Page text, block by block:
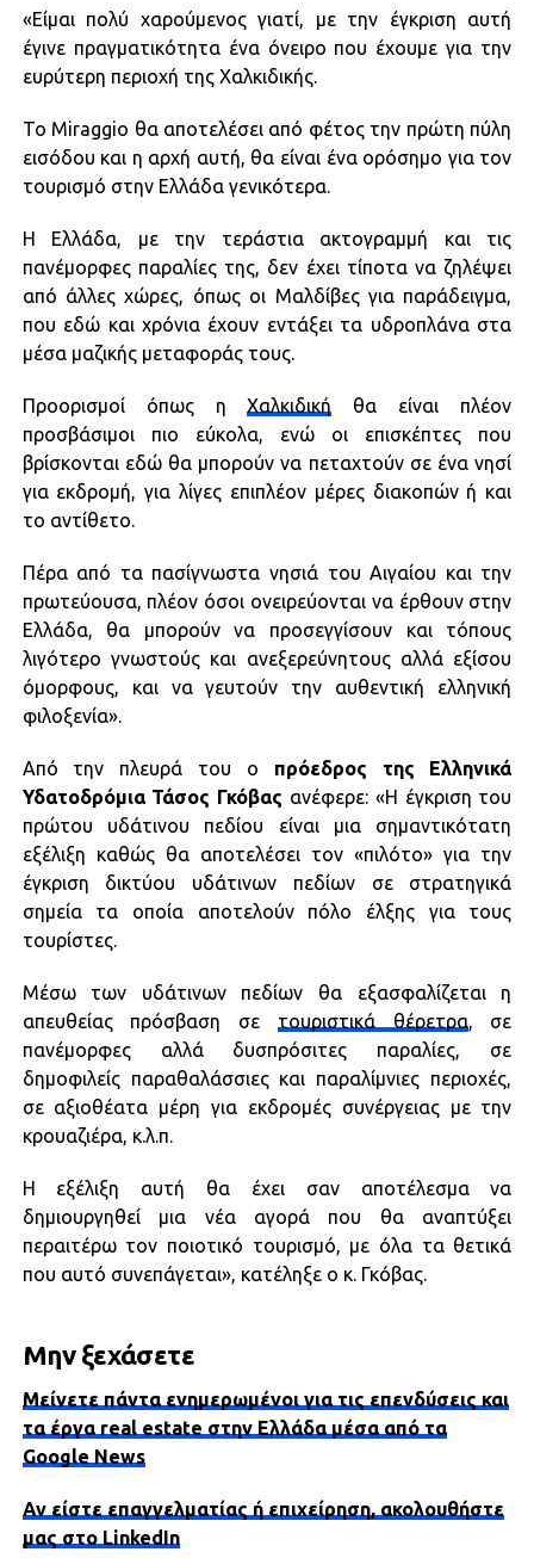
«Είμαι πολύ χαρούμενος γιατί, με την έγκριση αυτή
έγινε πραγματικότητα ένα όνειρο που έχουμε για την
ευρύτερη περιοχή της Χαλκιδικής.
Το Miraggio θα αποτελέσει από φέτος την πρώτη πύλη
εισόδου και η αρχή αυτή, θα είναι ένα ορόσημο για τον
τουρισμό στην Ελλάδα γενικότερα.
Η Ελλάδα, με την τεράστια ακτογραμμή και τις
πανέμορφες παραλίες της, δεν έχει τίποτα να ζηλέψει
από άλλες χώρες, όπως οι Μαλδίβες για παράδειγμα,
που εδώ και χρόνια έχουν εντάξει τα υδροπλάνα στα
μέσα μαζικής μεταφοράς τους.
Προορισμοί όπως ηΧαλκιδική θα είναι πλέον
προσβάσιμοι πιο εύκολα, ενώ οι επισκέπτες που
βρίσκονται εδώ θα μπορούν να πεταχτούν σε ένα νησί
για εκδρομή, για λίγες επιπλέον μέρες διακοπών ή και
το αντίθετο.
Πέρα από τα πασίγνωστα νησιά του Αιγαίου και την
πρωτεύουσα, πλέον όσοι ονειρεύονται να έρθουν στην
Ελλάδα, θα μπορούν να προσεγγίσουν και τόπους
λιγότερο γνωστούς και ανεξερεύνητους αλλά εξίσου
όμορφους, και να γευτούν την αυθεντική ελληνική
φιλοξενία».
Από την πλευρά του ο πρόεδρος της Ελληνικά
Υδατοδρόμια Τάσος Γκόβας ανέφερε: «Η έγκριση του
πρώτου υδάτινου πεδίου είναι μια σημαντικότατη
εξέλιξη καθώς θα αποτελέσει τον «πιλότο» για την
έγκριση δικτύου υδάτινων πεδίων σε στρατηγικά
σημεία τα οποία αποτελούν πόλο έλξης για τους
τουρίστες.
Μέσω των υδάτινων πεδίων θα εξασφαλίζεται η
απευθείας πρόσβαση σε τουριστικά θέρετρα, σε
πανέμορφες αλλά δυσπρόσιτες παραλίες, σε
δημοφιλείς παραθαλάσσιες και παραλίμνιες περιοχές,
σε αξιοθέατα μέρη για εκδρομές συνέργειας με την
κρουαζιέρα, κ.λ.π.
Η εξέλιξη αυτή θα έχει σαν αποτέλεσμα να
δημιουργηθεί μια νέα αγορά που θα αναπτύξει
περαιτέρω τον ποιοτικό τουρισμό, με όλα τα θετικά
που αυτό συνεπάγεται», κατέληξε ο κ. Γκόβας.
Μην ξεχάσετε
Μείνετε πάντα ενημερωμένοι για τις επενδύσεις και
τα έργα real estate στην Ελλάδα μέσα από τα
Google News
Αν είστε επαγγελματίας ή επιχείρηση, ακολουθήστε
μας στο LinkedIn